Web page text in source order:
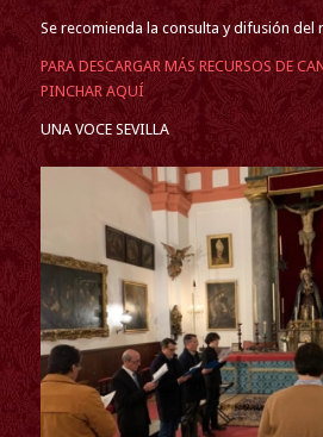
Se recomienda la consulta y difusión
PARA DESCARGAR MÁS RECURSOS DE
PINCHAR AQUÍ
UNA VOCE SEVILLA